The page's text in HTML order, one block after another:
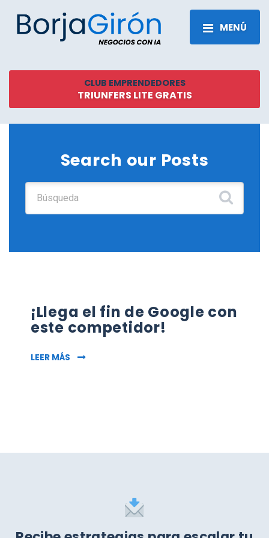
MENÚ
CLUB EMPRENDEDORES
TRIUNFERS LITE GRATIS
Search our Posts
¡Llega el fin de Google con
este competidor!
LEER MÁS ¡LLEGA EL FIN DE GOOGLE CON ESTE